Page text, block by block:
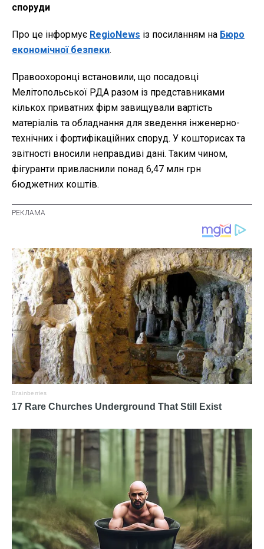
споруди
Про це інформує RegioNews із посиланням на Бюро
економічної безпеки.
Правоохоронці встановили, що посадовці
Мелітопольської РДА разом із представниками
кількох приватних фірм завищували вартість
матеріалів та обладнання для зведення інженерно-
технічних і фортифікаційних споруд. У кошторисах та
звітності вносили неправдиві дані. Таким чином,
фігуранти привласнили понад 6,47 млн грн
бюджетних коштів.